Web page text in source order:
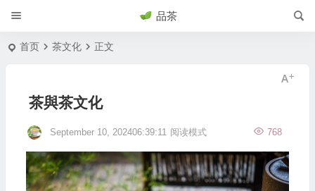
品茶
首页 茶文化 正文
茶與茶文化
September 10, 202406:39:11 768
阅读模式